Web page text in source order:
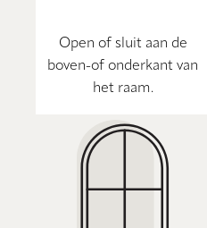
Open of sluit aan de
boven-of onderkant van
het raam.